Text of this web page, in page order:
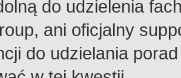
do udzielenia
ani oficjalny
do udzielania